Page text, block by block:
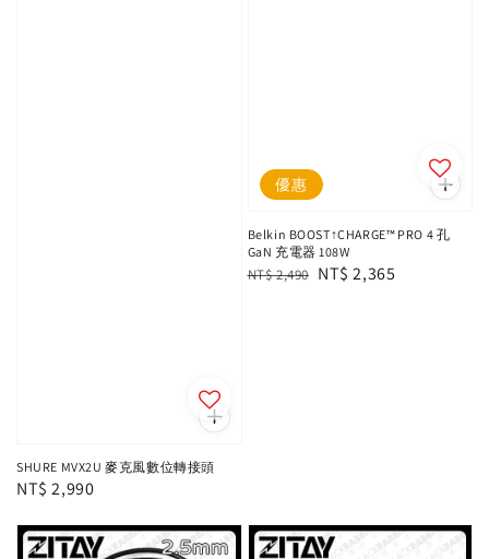
SHURE MVX2U 麥克風數位轉接頭
Regular
NT$ 2,990
優惠
Belkin BOOST↑CHARGE™ PRO 4 孔
GaN 充電器 108W
Regular
NT$ 2,490 Sale
NT$ 2,365